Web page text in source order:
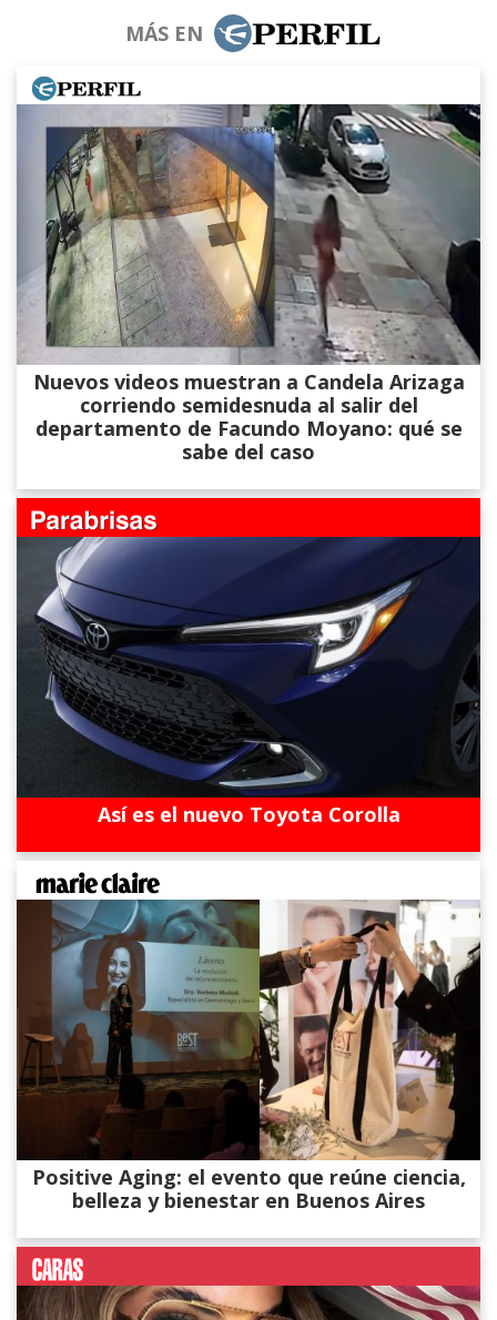
MÁS EN
Nuevos videos muestran a Candela Arizaga
corriendo semidesnuda al salir del
departamento de Facundo Moyano: qué se
sabe del caso
Así es el nuevo Toyota Corolla
Positive Aging: el evento que reúne ciencia,
belleza y bienestar en Buenos Aires